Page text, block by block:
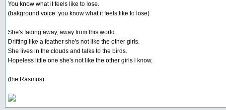
You know what it feels like to lose.
(bakground voice: you know what it feels like to lose)
She's fading away, away from this world.
Drifting like a feather she's not like the other girls.
She lives in the clouds and talks to the birds.
Hopeless little one she's not like the other girls I know.
(the Rasmus)